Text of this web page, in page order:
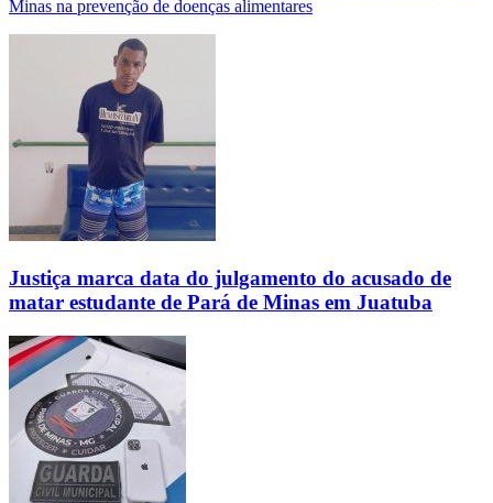
Minas na prevenção de doenças alimentares
Justiça marca data do julgamento do acusado de
matar estudante de Pará de Minas em Juatuba